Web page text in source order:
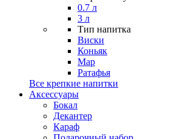
0.7 л
3 л
Тип напитка
Виски
Коньяк
Мар
Ратафья
Все крепкие напитки
Аксессуары
Бокал
Декантер
Караф